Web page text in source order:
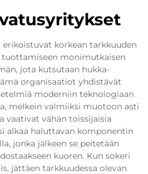
korkean tarkkuuden
monimutkaisen
jota kutsutaan hukka-
organisaatiot yhdistävät
moderniin teknologiaan
melkein valmiiksi muotoon asti
vaativat vähän toissijaisia
alkaa haluttavan komponentin
jonka jälkeen se peitetään
kuoren. Kun sokeri
jättäen tarkkuudessa olevan